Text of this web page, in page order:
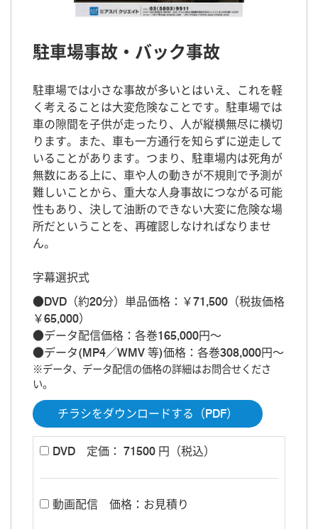
駐車場事故・バック事故
駐車場では小さな事故が多いとはいえ、これを軽
く考えることは大変危険なことです。駐車場では
車の隙間を子供が走ったり、人が縦横無尽に横切
ります。また、車も一方通行を知らずに逆走して
いることがあります。つまり、駐車場内は死角が
無数にある上に、車や人の動きが不規則で予測が
難しいことから、重大な人身事故につながる可能
性もあり、決して油断のできない大変に危険な場
所だということを、再確認しなければなりませ
ん。
字幕選択式
●DVD（約20分）単品価格：￥71,500（税抜価格
￥65,000）
●データ配信価格：各巻165,000円～
●データ(MP4／WMV 等)価格：各巻308,000円～
※データ、データ配信の価格の詳細はお問合せくださ
い。
チラシをダウンロードする（PDF）
DVD 定価： 71500 円（税込）
動画配信 価格：お見積り